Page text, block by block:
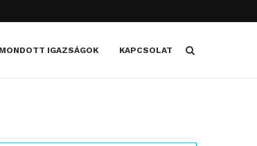
IGAZSÁGOK KAPCSOLAT